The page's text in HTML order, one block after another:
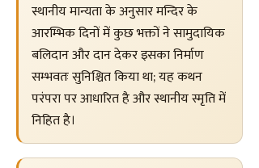
स्थानीय मान्यता के अनुसार मन्दिर के
आरम्भिक दिनों में कुछ भक्तों ने सामुदायिक
बलिदान और दान देकर इसका निर्माण
सम्भवतः सुनिश्चित किया था; यह कथन
परंपरा पर आधारित है और स्थानीय स्मृति में
निहित है।